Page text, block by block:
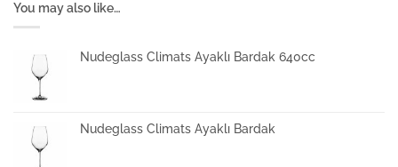
You may also like…
Nudeglass Climats Ayaklı Bardak 640cc
Nudeglass Climats Ayaklı Bardak